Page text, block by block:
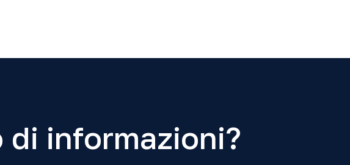
di informazioni?